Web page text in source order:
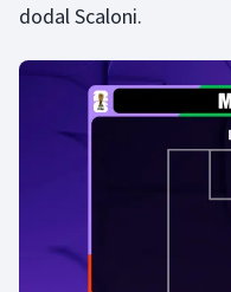
dodal Scaloni.